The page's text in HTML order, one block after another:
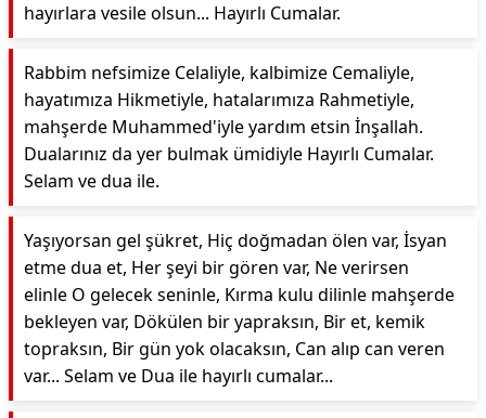
hayırlara vesile olsun... Hayırlı Cumalar.
Rabbim nefsimize Celaliyle, kalbimize Cemaliyle,
hayatımıza Hikmetiyle, hatalarımıza Rahmetiyle,
mahşerde Muhammed'iyle yardım etsin İnşallah.
Dualarınız da yer bulmak ümidiyle Hayırlı Cumalar.
Selam ve dua ile.
Yaşıyorsan gel şükret, Hiç doğmadan ölen var, İsyan
etme dua et, Her şeyi bir gören var, Ne verirsen
elinle O gelecek seninle, Kırma kulu dilinle mahşerde
bekleyen var, Dökülen bir yapraksın, Bir et, kemik
topraksın, Bir gün yok olacaksın, Can alıp can veren
var... Selam ve Dua ile hayırlı cumalar...